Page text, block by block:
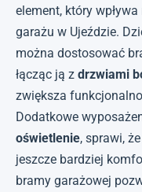
element, który
garażu w Ujeździe.
można dostosować
łącząc ją z drzwiami
zwiększa
Dodatkowe
oświetlenie, sprawi,
jeszcze bardziej
bramy garażowej